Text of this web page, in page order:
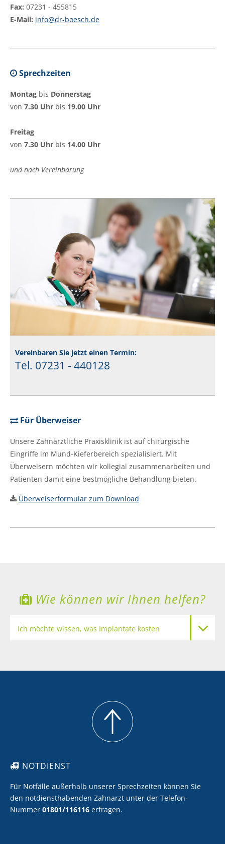
Fax: 07231 - 455815
E-Mail: info@dr-boesch.de
Sprechzeiten
Montag bis Donnerstag
von 7.30 Uhr bis 19.00 Uhr
Freitag
von 7.30 Uhr bis 14.00 Uhr
und nach Vereinbarung
Vereinbaren Sie jetzt einen Termin:
Tel. 07231 - 440128
Für Überweiser
Unsere Zahnärztliche Praxisklinik ist auf chirurgische
Eingriffe im Mund-Kieferbereich spezialisiert. Mit
Überweisern möchten wir kollegial zusammenarbeiten und
Patienten damit eine bestmögliche Behandlung bieten.
Überweiserformular zum Download
Wie können wir Ihnen helfen?
Ich möchte wissen, was Implantate kosten
Ich möchte eine professionelle Zahnreinigung
NOTDIENST
Für Notfälle außerhalb unserer Sprechzeiten können Sie
den notdiensthabenden Zahnarzt unter der Telefon-
Nummer 01801/116116 erfragen.